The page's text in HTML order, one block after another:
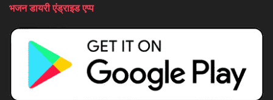
भजन डायरी एंड्राइड एप्प